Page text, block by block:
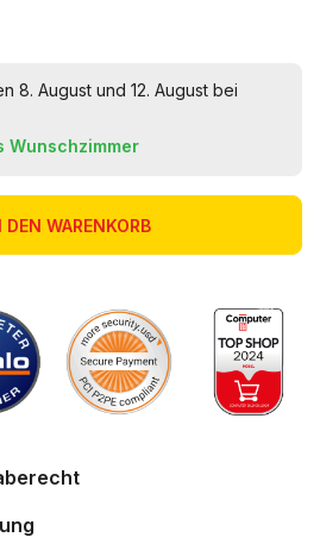
8. August und 12. August bei
Wunschzimmer
DEN WARENKORB